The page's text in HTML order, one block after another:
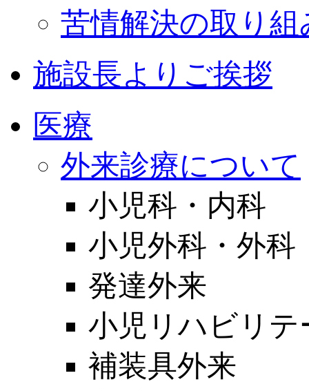
苦情解決の取り組
施設長よりご挨拶
医療
外来診療について
小児科・内科
小児外科・外科
発達外来
小児リハビリ
補装具外来